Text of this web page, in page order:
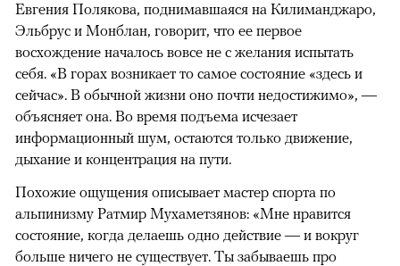
Евгения Полякова, поднимавшаяся на Килиманджаро,
Эльбрус и Монблан, говорит, что ее первое
восхождение началось вовсе не с желания испытать
себя. «В горах возникает то самое состояние «здесь и
сейчас». В обычной жизни оно почти недостижимо», —
объясняет она. Во время подъема исчезает
информационный шум, остаются только движение,
дыхание и концентрация на пути.
Похожие ощущения описывает мастер спорта по
альпинизму Ратмир Мухаметзянов: «Мне нравится
состояние, когда делаешь одно действие — и вокруг
больше ничего не существует. Ты забываешь про